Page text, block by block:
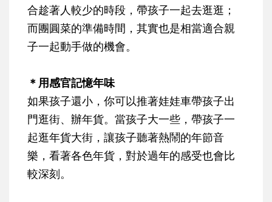
合趁著人較少的時段，帶孩子一起去逛逛；
而團圓菜的準備時間，其實也是相當適合親
子一起動手做的機會。
＊用感官記憶年味
如果孩子還小，你可以推著娃娃車帶孩子出
門逛街、辦年貨。當孩子大一些，帶孩子一
起逛年貨大街，讓孩子聽著熱鬧的年節音
樂，看著各色年貨，對於過年的感受也會比
較深刻。